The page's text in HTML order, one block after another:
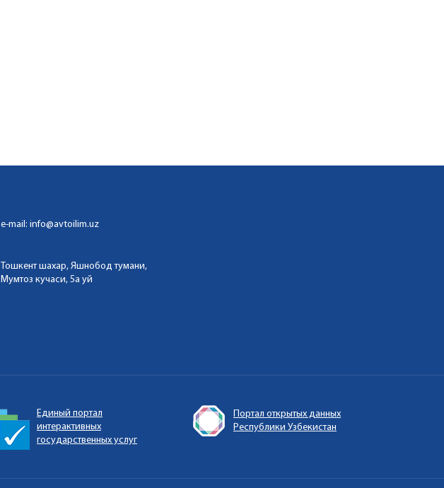
e-mail: info@avtoilim.uz
Тошкент шахар, Яшнобод тумани,
Мумтоз кучаси, 5а уй
Единый портал
интерактивных
государственных услуг
Портал открытых данных
Республики Узбекистан